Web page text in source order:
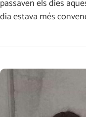
passaven els dies
dia estava més